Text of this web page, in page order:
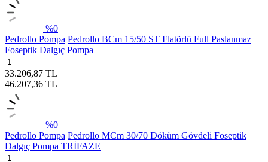
%0
Pedrollo Pompa Pedrollo BCm 15/50 ST Flatörlü Full Paslanmaz
Foseptik Dalgıç Pompa
33.206,87 TL
46.207,36 TL
%0
Pedrollo Pompa Pedrollo MCm 30/70 Döküm Gövdeli Foseptik
Dalgıç Pompa TRİFAZE